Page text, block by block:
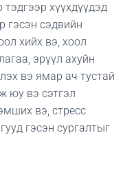
хүүхдүүдэд
гэсэн сэдвийн
хийх вэ, хоол
эрүүл ахуйн
вэ ямар ач тустай
юу вэ сэтгэл
вэ, стресс
гэсэн сургалтыг